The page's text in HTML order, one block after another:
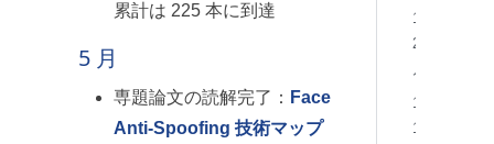
累計は 225 本に到達
5 月
専題論文の読解完了： Face
Anti-Spoofing 技術マップ
1
2
月
1
1